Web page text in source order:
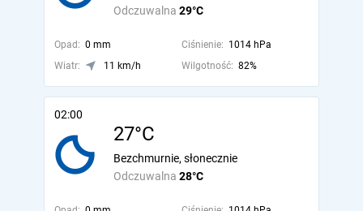
Odczuwalna 29°C
Opad: 0 mm Ciśnienie: 1014 hPa
Wiatr:
11 km/h Wilgotność: 82%
02:00
27°C
Odczuwalna 28°C
Bezchmurnie, słonecznie